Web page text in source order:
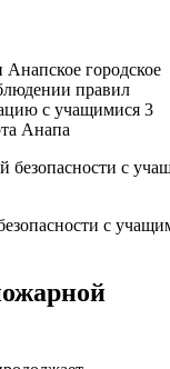
городское
правил
с учащимися 3
Анапа
с